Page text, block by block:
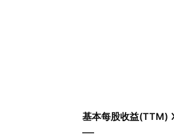
基本每股收益(TTM)
—